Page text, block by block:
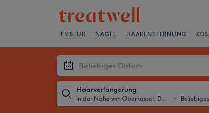
FRISEUR NÄGEL HAARENTFERNUNG
Haarverlängerung
in der Nähe von Oberkassel, Düsseldorf ・